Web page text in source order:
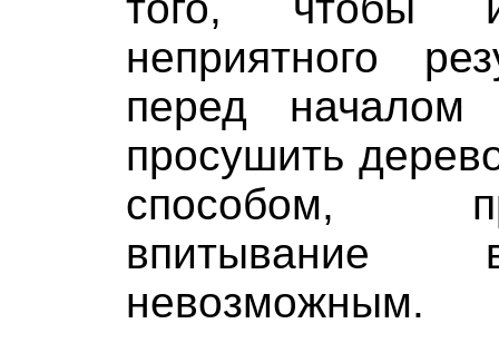
неприятного
перед
просушить
способом,
впитывание
невозможным.